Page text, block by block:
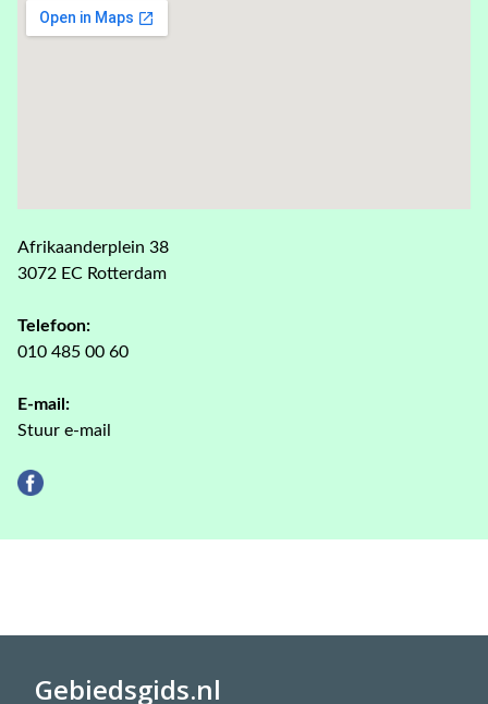
Afrikaanderplein 38
3072 EC Rotterdam
Telefoon:
010 485 00 60
E-mail:
Stuur e-mail
Gebiedsgids.nl